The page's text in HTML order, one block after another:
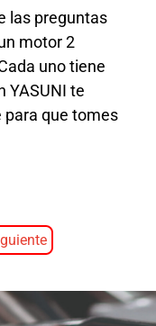
las preguntas
motor 2
uno tiene
YASUNI te
que tomes